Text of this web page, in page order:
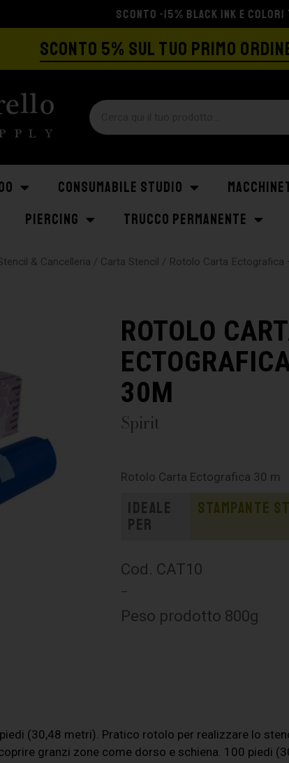
SPEDIZIONE GRATIS A
SCONTO 5% SUL TUO PRIMO
CONSUMABILE STUDIO
PIERCING
TRUCCO PERMANENTE
& Cancelleria / Carta Stencil / Rotolo Carta Ectografica
ROTOLO
30M
Spirit
Rotolo Carta Ectografica 30 m
Ideale
per
Stampante
Cod. CAT10
–
Peso prodotto 800g
(30,48 metri). Pratico rotolo per realizzare lo
granzi zone come dorso e schiena. 100 piedi